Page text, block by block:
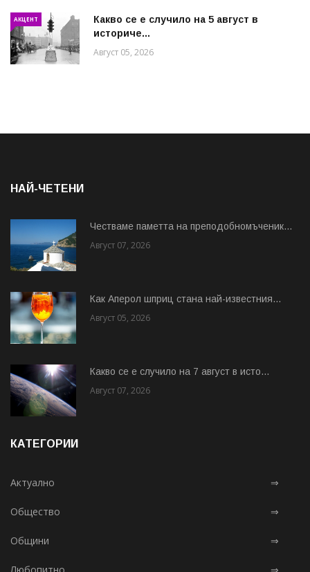
АКЦЕНТ
Какво се е случило на 5 август в
историче...
Август 05, 2026
НАЙ-ЧЕТЕНИ
Честваме паметта на преподобномъченик...
Август 07, 2026
Как Аперол шприц стана най-известния...
Август 05, 2026
Какво се е случило на 7 август в исто...
Август 07, 2026
КАТЕГОРИИ
Актуално ⇒
Общество ⇒
Общини ⇒
Любопитно ⇒